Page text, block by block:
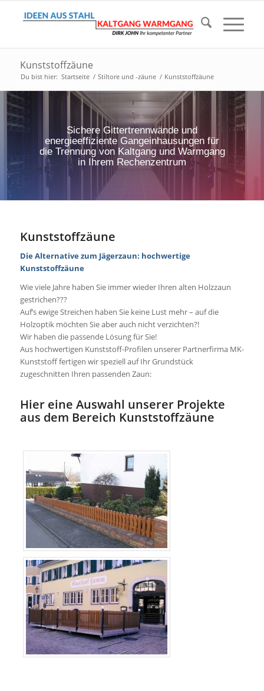
Kunststoffzäune
Du bist hier: Startseite / Stiltore und -zäune / Kunststoffzäune
Sichere Gittertrennwände und
energieeffiziente Gangeinhausungen für
die Trennung von Kaltgang und Warmgang
in Ihrem Rechenzentrum
Kunststoffzäune
Die Alternative zum Jägerzaun: hochwertige
Kunststoffzäune
Wie viele Jahre haben Sie immer wieder Ihren alten Holzzaun
gestrichen???
Auf’s ewige Streichen haben Sie keine Lust mehr – auf die
Holzoptik möchten Sie aber auch nicht verzichten?!
Wir haben die passende Lösung für Sie!
Aus hochwertigen Kunststoff-Profilen unserer Partnerfirma MK-
Kunststoff fertigen wir speziell auf Ihr Grundstück
zugeschnitten Ihren passenden Zaun:
Hier eine Auswahl unserer Projekte
aus dem Bereich Kunststoffzäune